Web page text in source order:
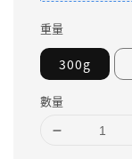
重量
300g
數量